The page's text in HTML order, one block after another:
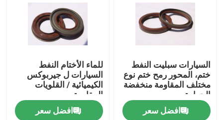
السيارات سبليت النفط
ختم، المحور رمح ختم نوع
مختلف المقاومة منخفضة
الحرارة
افضل سعر
للماء الأختام النفط
السيارات ل جيربوكس
الكيميائية / القلويات
المقاومة
افضل سعر